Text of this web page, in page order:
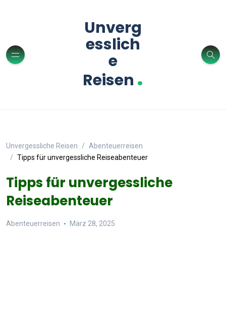
Unverg
esslich
e
Reisen .
Unvergessliche Reisen
Abenteuerreisen
Tipps für unvergessliche Reiseabenteuer
Tipps für unvergessliche
Reiseabenteuer
Abenteuerreisen März 28, 2025